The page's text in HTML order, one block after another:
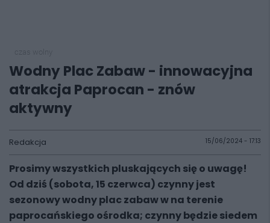
Wodny Plac Zabaw - innowacyjna
atrakcja Paprocan - znów
aktywny
Redakcja 15/06/2024 - 17:13
Prosimy wszystkich pluskających się o uwagę!
Od dziś (sobota, 15 czerwca) czynny jest
sezonowy wodny plac zabaw w na terenie
paprocańskiego ośrodka; czynny będzie siedem